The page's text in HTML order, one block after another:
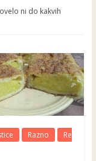
ni do kakvih
Razno
Re